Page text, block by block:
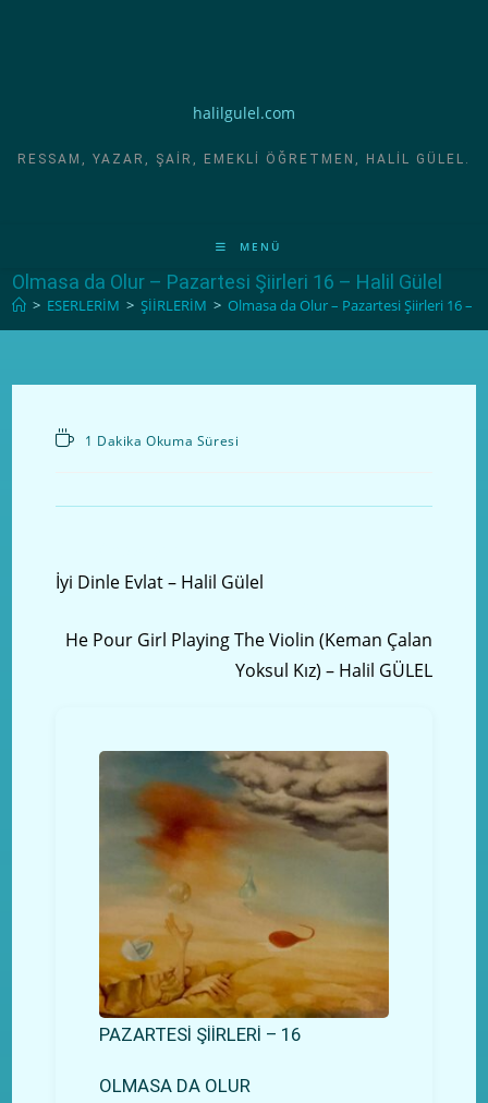
halilgulel.com
RESSAM, YAZAR, ŞAIR, EMEKLI ÖĞRETMEN, HALIL GÜLEL.
MENÜ
Olmasa da Olur – Pazartesi Şiirleri 16 – Halil Gülel
> ESERLERİM > ŞİİRLERİM > Olmasa da Olur – Pazartesi Şiirleri 16 –
1 Dakika Okuma Süresi
İyi Dinle Evlat – Halil Gülel
He Pour Girl Playing The Violin (Keman Çalan
Yoksul Kız) – Halil GÜLEL
PAZARTESİ ŞİİRLERİ – 16
OLMASA DA OLUR